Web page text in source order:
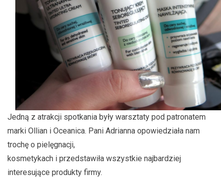
Jedną z atrakcji spotkania były warsztaty pod patronatem
marki Ollian i Oceanica. Pani Adrianna opowiedziała nam
trochę o pielęgnacji,
kosmetykach i przedstawiła wszystkie najbardziej
interesujące produkty firmy.